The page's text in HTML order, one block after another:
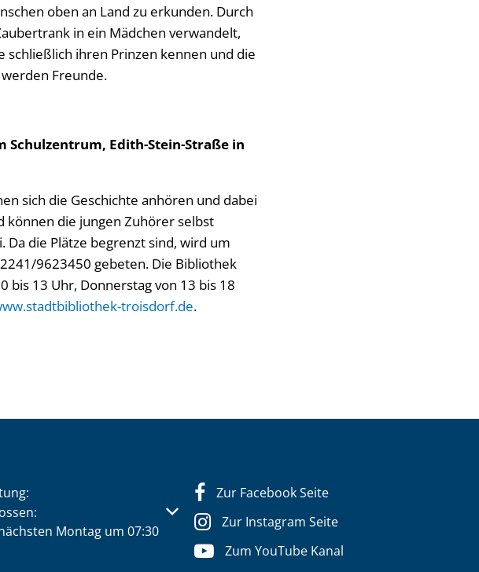
oben an Land zu erkunden. Durch
in ein Mädchen verwandelt,
schließlich ihren Prinzen kennen und die
Freunde.
Schulzentrum, Edith-Stein-Straße in
sich die Geschichte anhören und dabei
können die jungen Zuhörer selbst
die Plätze begrenzt sind, wird um
9623450 gebeten. Die Bibliothek
bis 13 Uhr, Donnerstag von 13 bis 18
troisdorf.de.
um weitere Öffnungs- oder Schließzeiten auszublenden
Montag um 07:30
Zur Facebook Seite
Zur Instagram Seite
Zum YouTube Kanal